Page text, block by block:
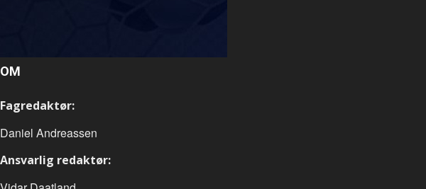
OM
Fagredaktør:
Daniel Andreassen
Ansvarlig redaktør: